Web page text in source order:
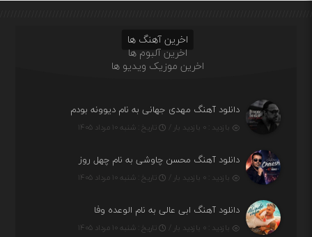
اخرین آهنگ ها
اخرین آلبوم ها
اخرین موزیک ویدیو ها
دانلود آهنگ مهدی جهانی به نام دیوونه بودم
بازدید : ۰ بازدید بار / تاریخ : شنبه ۱۰ مرداد ۱۴۰۵
دانلود آهنگ محسن چاوشی به نام چهل روز
بازدید : ۰ بازدید بار / تاریخ : شنبه ۱۰ مرداد ۱۴۰۵
دانلود آهنگ ابی عالی به نام الوعده وفا
بازدید : ۰ بازدید بار / تاریخ : شنبه ۱۰ مرداد ۱۴۰۵